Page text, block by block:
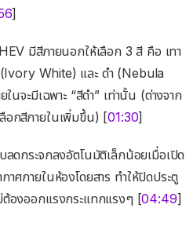
]
มีสีภายนอกให้เลือก 3 สี คือ เทา
White) และ ดำ (Nebula
นจะมีเฉพาะ “สีดำ” เท่านั้น (ต่างจาก
อกสีภายในเพิ่มขึ้น) [01:30]
ลดกระจกลงอัตโนมัติเล็กน้อยเมื่อเปิด
าศภายในห้องโดยสาร ทำให้ปิดประตู
ต้องออกแรงกระแทกแรงๆ [04:49]